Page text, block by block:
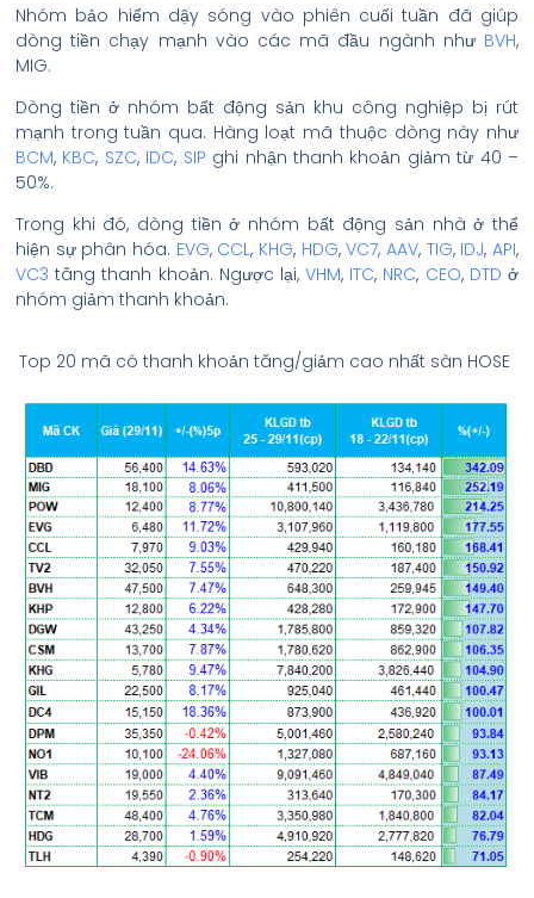
Nhóm bảo hiểm dậy sóng vào phiên cuối tuần đã giúp
dòng tiền chạy mạnh vào các mã đầu ngành như BVH,
MIG.
Dòng tiền ở nhóm bất động sản khu công nghiệp bị rút
mạnh trong tuần qua. Hàng loạt mã thuộc dòng này như
BCM, KBC, SZC, IDC, SIP ghi nhận thanh khoản giảm từ 40 –
50%.
Trong khi đó, dòng tiền ở nhóm bất động sản nhà ở thể
hiện sự phân hóa. EVG, CCL, KHG, HDG,VC7,AAV, TIG, IDJ,API,
VC3 tăng thanh khoản. Ngược lại,VHM, ITC, NRC, CEO, DTD ở
nhóm giảm thanh khoản.
Top 20 mã có thanh khoản tăng/giảm cao nhất sàn HOSE